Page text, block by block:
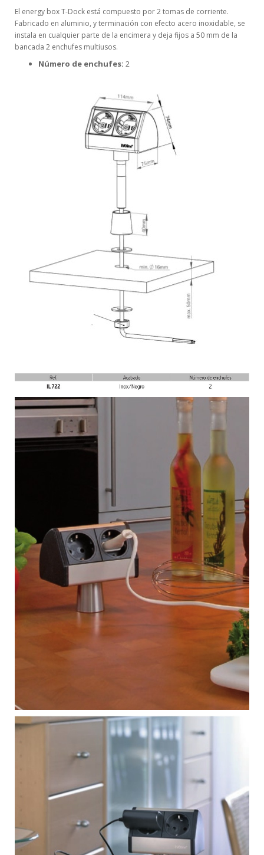
El energy box T-Dock está compuesto por 2 tomas de corriente.
Fabricado en aluminio, y terminación con efecto acero inoxidable, se
instala en cualquier parte de la encimera y deja fijos a 50 mm de la
bancada 2 enchufes multiusos.
Número de enchufes: 2